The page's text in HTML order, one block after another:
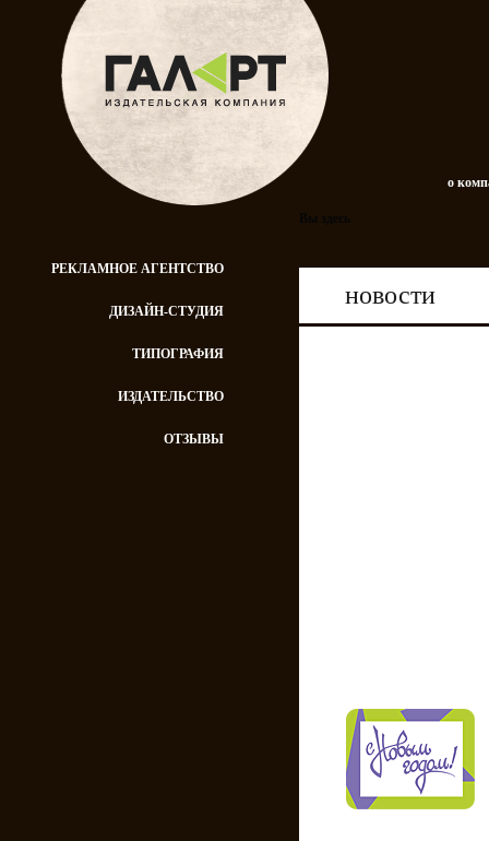
о
РЕКЛАМНОЕ АГЕНТСТВО
ДИЗАЙН-СТУДИЯ
ТИПОГРАФИЯ
ИЗДАТЕЛЬСТВО
ОТЗЫВЫ
новости